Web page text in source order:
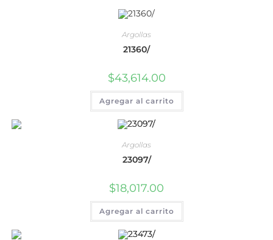
Argollas
21360/
$43,614.00
Agregar al carrito
Argollas
23097/
$18,017.00
Agregar al carrito